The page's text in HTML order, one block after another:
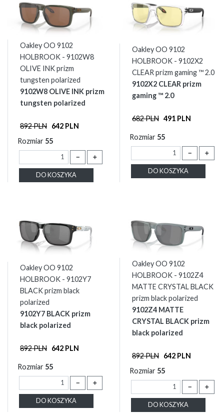
Oakley OO 9102
HOLBROOK - 9102W8
OLIVE INK prizm
tungsten polarized
9102W8 OLIVE INK prizm
tungsten polarized
892 PLN 642 PLN
Rozmiar 55
－ ＋
DO KOSZYKA
Oakley OO 9102
HOLBROOK - 9102X2
CLEAR prizm gaming ™ 2.0
9102X2 CLEAR prizm
gaming ™ 2.0
682 PLN 491 PLN
Rozmiar 55
－ ＋
DO KOSZYKA
Oakley OO 9102
HOLBROOK - 9102Y7
BLACK prizm black
polarized
9102Y7 BLACK prizm
black polarized
892 PLN 642 PLN
Rozmiar 55
－ ＋
DO KOSZYKA
Oakley OO 9102
HOLBROOK - 9102Z4
MATTE CRYSTAL BLACK
prizm black polarized
9102Z4 MATTE
CRYSTAL BLACK prizm
black polarized
892 PLN 642 PLN
Rozmiar 55
－ ＋
DO KOSZYKA